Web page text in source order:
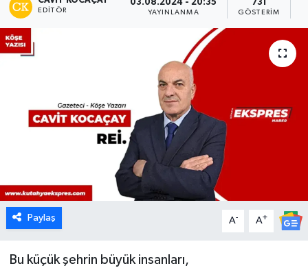
EDITÖR
03.08.2024 - 20:35
YAYINLANMA
731
GÖSTERIM
Paylaş A- A+
Bu küçük şehrin büyük insanları,
Dünya
Emet